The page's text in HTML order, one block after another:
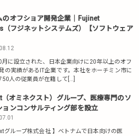
のオフショア開発企業｜Fujinet
（フジネットシステムズ）【ソフトウェア
に設立された、日本企業向けに20年以上のオフ
の実績があるIT企業です。本社をホーチミン市に
人の従業員が在籍して[…]
オミネクスト）グループ、医療専門のソ
ョンコンサルティング部を設立
グループ株式会社 】ベトナムで日本向けの医